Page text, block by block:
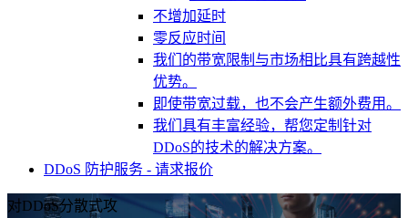
不增加延时
零反应时间
我们的带宽限制与市场相比具有跨越性
优势。
即使带宽过载，也不会产生额外费用。
我们具有丰富经验，帮您定制针对
DDoS的技术的解决方案。
DDoS 防护服务 - 请求报价
对DDoS分散式攻